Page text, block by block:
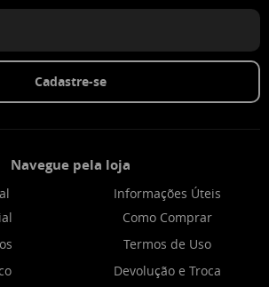
Cadastre-se
Navegue pela loja
Informações Úteis
Como Comprar
Termos de Uso
Devolução e Troca